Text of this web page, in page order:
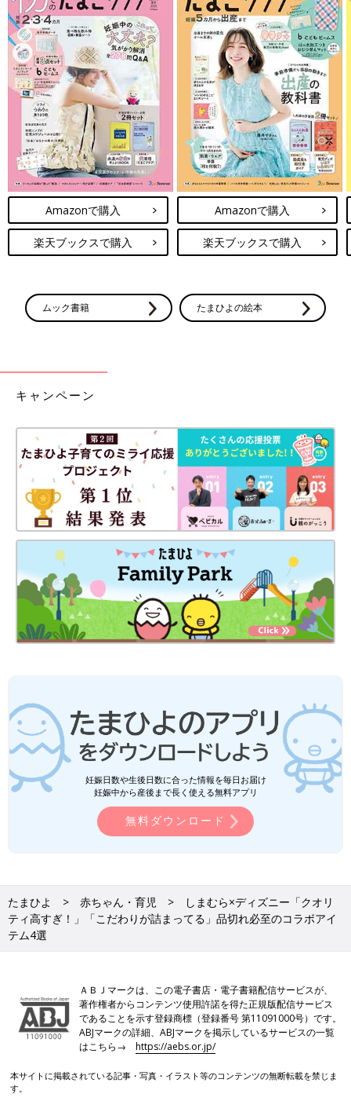
Amazonで購入
楽天ブックスで購入
Amazonで購入
楽天ブックスで購入
ムック書籍 たまひよの絵本
キャンペーン
妊娠日数や生後日数に合った情報を毎日お届け
妊娠中から産後まで長く使える無料アプリ
無料ダウンロード
たまひよ 赤ちゃん・育児
しまむら×ディズニー「クオリ
ティ高すぎ！」「こだわりが詰まってる」品切れ必至のコラボアイ
テム4選
ＡＢＪマークは、この電子書店・電子書籍配信サービスが、
著作権者からコンテンツ使用許諾を得た正規版配信サービス
であることを示す登録商標（登録番号 第11091000号）です。
ABJマークの詳細、ABJマークを掲示しているサービスの一覧
はこちら→https://aebs.or.jp/
本サイトに掲載されている記事・写真・イラスト等のコンテンツの無断転載を禁じま
す。